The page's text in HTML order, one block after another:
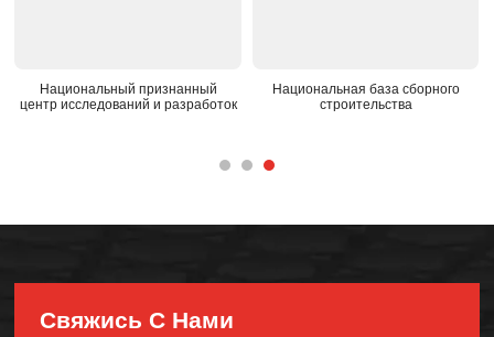
Национальный признанный
центр исследований и разработок
Национальная база сборного
строительства
Свяжись С Нами